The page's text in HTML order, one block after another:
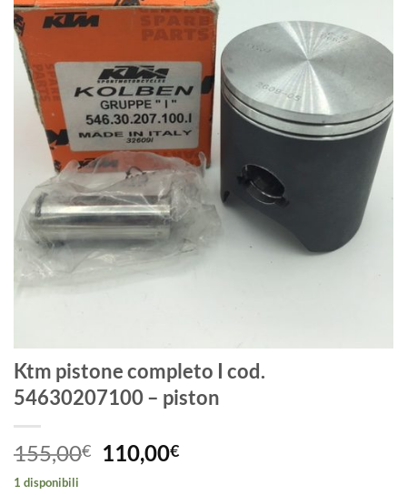
Ktm pistone completo I cod.
54630207100 – piston
155,00€
Il
prezzo
110,00€Il
1 disponibili